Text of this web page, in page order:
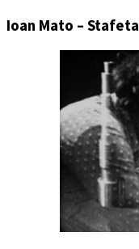
Ioan Mato – Stafeta